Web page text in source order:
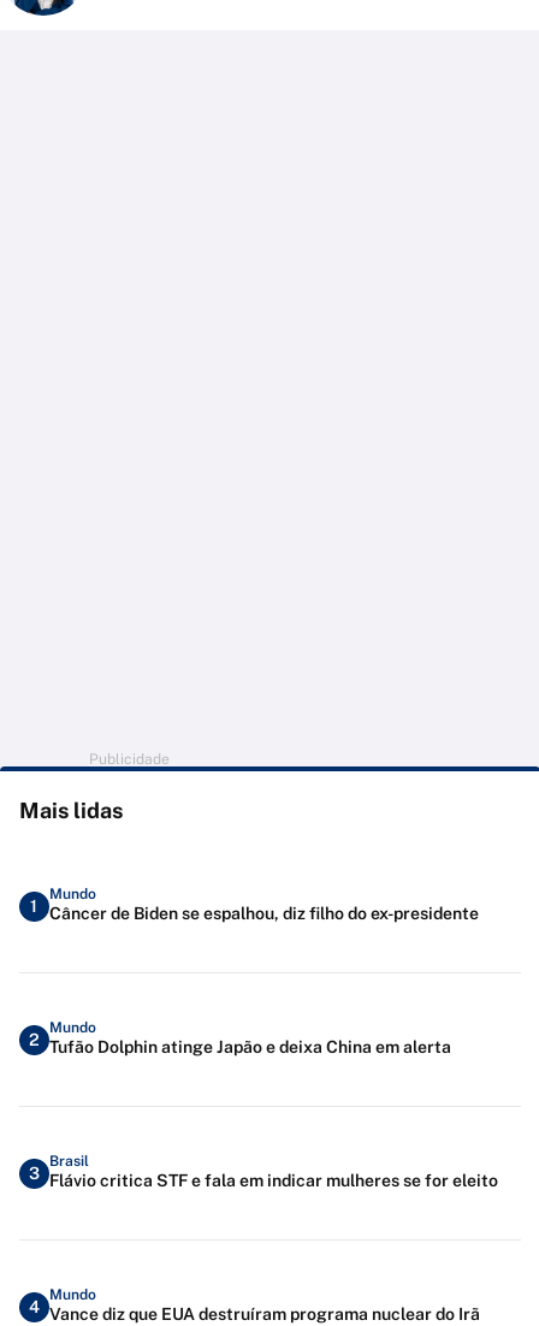
Publicidade
Mais lidas
1
Mundo
Câncer de Biden se espalhou, diz filho do ex-presidente
2
Mundo
Tufão Dolphin atinge Japão e deixa China em alerta
3
Brasil
Flávio critica STF e fala em indicar mulheres se for eleito
4
Mundo
Vance diz que EUA destruíram programa nuclear do Irã